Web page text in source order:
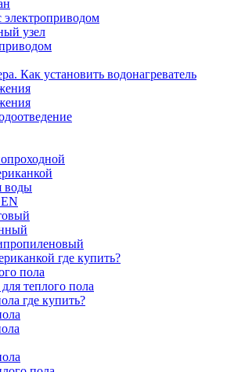
электроприводом
узел
Как установить водонагреватель
воды
где купить?
пола
теплого пола
где купить?